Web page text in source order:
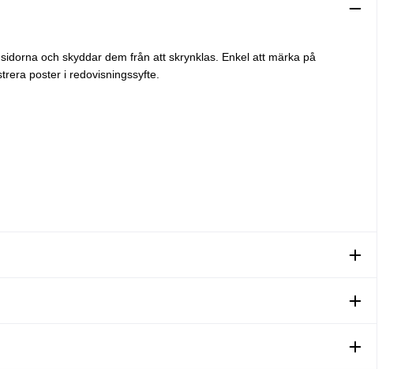
och skyddar dem från att skrynklas. Enkel att märka på
poster i redovisningssyfte.